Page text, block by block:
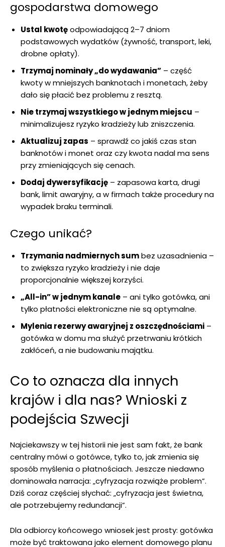
gospodarstwa domowego
Ustal kwotęodpowiadającą 2–7 dniom
podstawowych wydatków (żywność, transport, leki,
drobne opłaty).
Trzymaj nominały „do wydawania” – część
kwoty w mniejszych banknotach i monetach, żeby
dało się płacić bez problemu z resztą.
Nie trzymaj wszystkiego w jednym miejscu –
minimalizujesz ryzyko kradzieży lub zniszczenia.
Aktualizuj zapas – sprawdź co jakiś czas stan
banknotów i monet oraz czy kwota nadal ma sens
przy zmieniających się cenach.
Dodaj dywersyfikację – zapasowa karta, drugi
bank, limit awaryjny, a w firmach także procedury na
wypadek braku terminali.
Czego unikać?
Trzymania nadmiernych sumbez uzasadnienia –
to zwiększa ryzyko kradzieży i nie daje
proporcjonalnie większej korzyści.
„All-in” w jednym kanale – ani tylko gotówka, ani
tylko płatności elektroniczne nie są optymalne.
Mylenia rezerwy awaryjnej z oszczędnościami –
gotówka w domu ma służyć przetrwaniu krótkich
zakłóceń, a nie budowaniu majątku.
Co to oznacza dla innych
krajów i dla nas? Wnioski z
podejścia Szwecji
Najciekawszy w tej historii nie jest sam fakt, że bank
centralny mówi o gotówce, tylko to, jak zmienia się
sposób myślenia o płatnościach. Jeszcze niedawno
dominowała narracja: „cyfryzacja rozwiąże problem”.
Dziś coraz częściej słychać: „cyfryzacja jest świetna,
ale potrzebujemy redundancji”.
Dla odbiorcy końcowego wniosek jest prosty: gotówka
może być traktowana jako element domowego planu